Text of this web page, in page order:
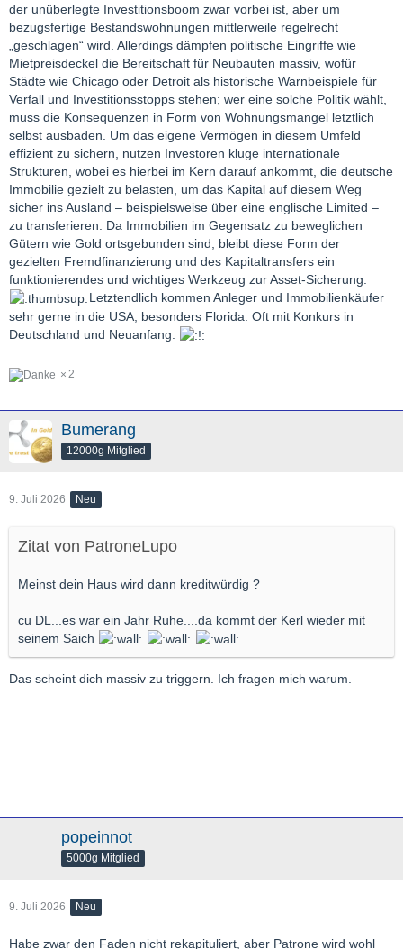
der unüberlegte Investitionsboom zwar vorbei ist, aber um
bezugsfertige Bestandswohnungen mittlerweile regelrecht
„geschlagen“ wird. Allerdings dämpfen politische Eingriffe wie
Mietpreisdeckel die Bereitschaft für Neubauten massiv, wofür
Städte wie Chicago oder Detroit als historische Warnbeispiele für
Verfall und Investitionsstopps stehen; wer eine solche Politik wählt,
muss die Konsequenzen in Form von Wohnungsmangel letztlich
selbst ausbaden. Um das eigene Vermögen in diesem Umfeld
effizient zu sichern, nutzen Investoren kluge internationale
Strukturen, wobei es hierbei im Kern darauf ankommt, die deutsche
Immobilie gezielt zu belasten, um das Kapital auf diesem Weg
sicher ins Ausland – beispielsweise über eine englische Limited –
zu transferieren. Da Immobilien im Gegensatz zu beweglichen
Gütern wie Gold ortsgebunden sind, bleibt diese Form der
gezielten Fremdfinanzierung und des Kapitaltransfers ein
funktionierendes und wichtiges Werkzeug zur Asset-Sicherung.
Letztendlich kommen Anleger und Immobilienkäufer
sehr gerne in die USA, besonders Florida. Oft mit Konkurs in
Deutschland und Neuanfang.
2
Bumerang
12000g Mitglied
9. Juli 2026 Neu
Zitat von PatroneLupo
Meinst dein Haus wird dann kreditwürdig ?
cu DL...es war ein Jahr Ruhe....da kommt der Kerl wieder mit
seinem Saich
Das scheint dich massiv zu triggern. Ich fragen mich warum.
popeinnot
5000g Mitglied
9. Juli 2026 Neu
Habe zwar den Faden nicht rekapituliert, aber Patrone wird wohl